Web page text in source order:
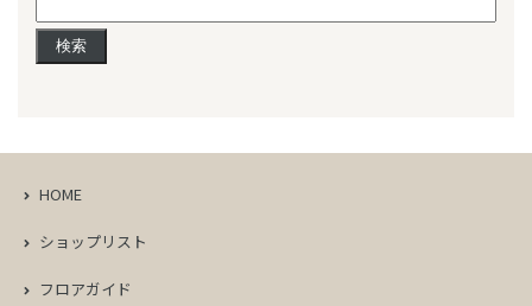
索:
HOME
ショップリスト
フロアガイド